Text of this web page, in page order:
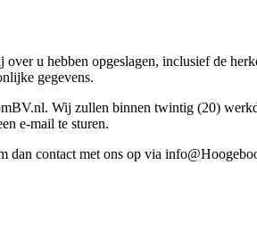
u hebben opgeslagen, inclusief de
gegevens.
. Wij zullen binnen twintig (20)
e-mail te sturen.
dan contact met ons op via